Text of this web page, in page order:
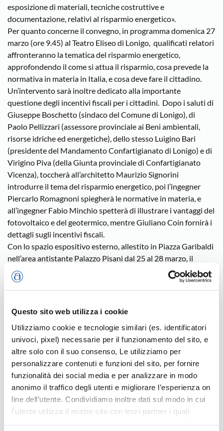
Questo sito web utilizza i cookie
Utilizziamo cookie e tecnologie similari (es. identificatori
univoci, pixel) necessarie per il funzionamento del sito, e
altre solo con il suo consenso, Le utilizziamo per
personalizzare contenuti e funzioni del sito, per fornire
funzionalità dei social media e per analizzare in modo
anonimo il traffico degli utenti e migliorare l’esperienza on
line dell’utente. Condividiamo inoltre dati sul modo in cui
l'utente utilizza il nostro sito con terzi partner i quali
esposizione di materiali, tecniche costruttive e
documentazione, relativi al risparmio energetico».
Per quanto concerne il convegno, in programma domenica 27
marzo (ore 9.45) al Teatro Eliseo di Lonigo, qualificati relatori
affronteranno la tematica del risparmio energetico,
approfondendo il come si attua il risparmio, cosa prevede la
normativa in materia in Italia, e cosa deve fare il cittadino.
Un’intervento sarà inoltre dedicato alla importante
questione degli incentivi fiscali per i cittadini. Dopo i saluti di
Giuseppe Boschetto (sindaco del Comune di Lonigo), di
Paolo Pellizzari (assessore provinciale ai Beni ambientali,
risorse idriche ed energetiche), dello stesso Luigino Bari
(presidente del Mandamento Confartigianato di Lonigo) e di
Virigino Piva (della Giunta provinciale di Confartigianato
Vicenza), toccherà all’architetto Maurizio Signorini
introdurre il tema del risparmio energetico, poi l’ingegner
Piercarlo Romagnoni spiegherà le normative in materia, e
all’ingegner Fabio Minchio spetterà di illustrare i vantaggi del
fotovoltaico e del geotermico, mentre Giuliano Coin fornirà i
dettagli sugli incentivi fiscali.
Con lo spazio espositivo esterno, allestito in Piazza Garibaldi
nell’area antistante Palazzo Pisani dal 25 al 28 marzo, il
“Sistema Casa” di Confartigianato Vicenza intende invece
presentare in pratica uno spaccato di tutti i possibili
interventi di risparmio energetico, proponendo materiali e
legno, agli intonaci, alle vernici, ai serramenti, ai pavimenti in
legno, al fotovoltaico, al solare termico e al risparmio d’acqua.
Imprese artigiane del Settore Casa saranno a disposizione nei
quattro giorni per accogliere i visitatori interessati e illustrare
loro i benefici e i vantaggi delle diverse soluzioni presentate.
«Il progetto – conclude Bari-, non intende peraltro esaurirsi
nella fase della Fiera di Lonigo, ma proseguire il suo corso, in
particolare prevedendo interventi di formazione e
qualificazione continua per le imprese artigiane del Sistema
Casa, oltre a una coordinata attività di sensibilizzazione e